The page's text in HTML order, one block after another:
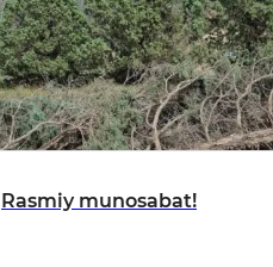
Rasmiy munosabat!